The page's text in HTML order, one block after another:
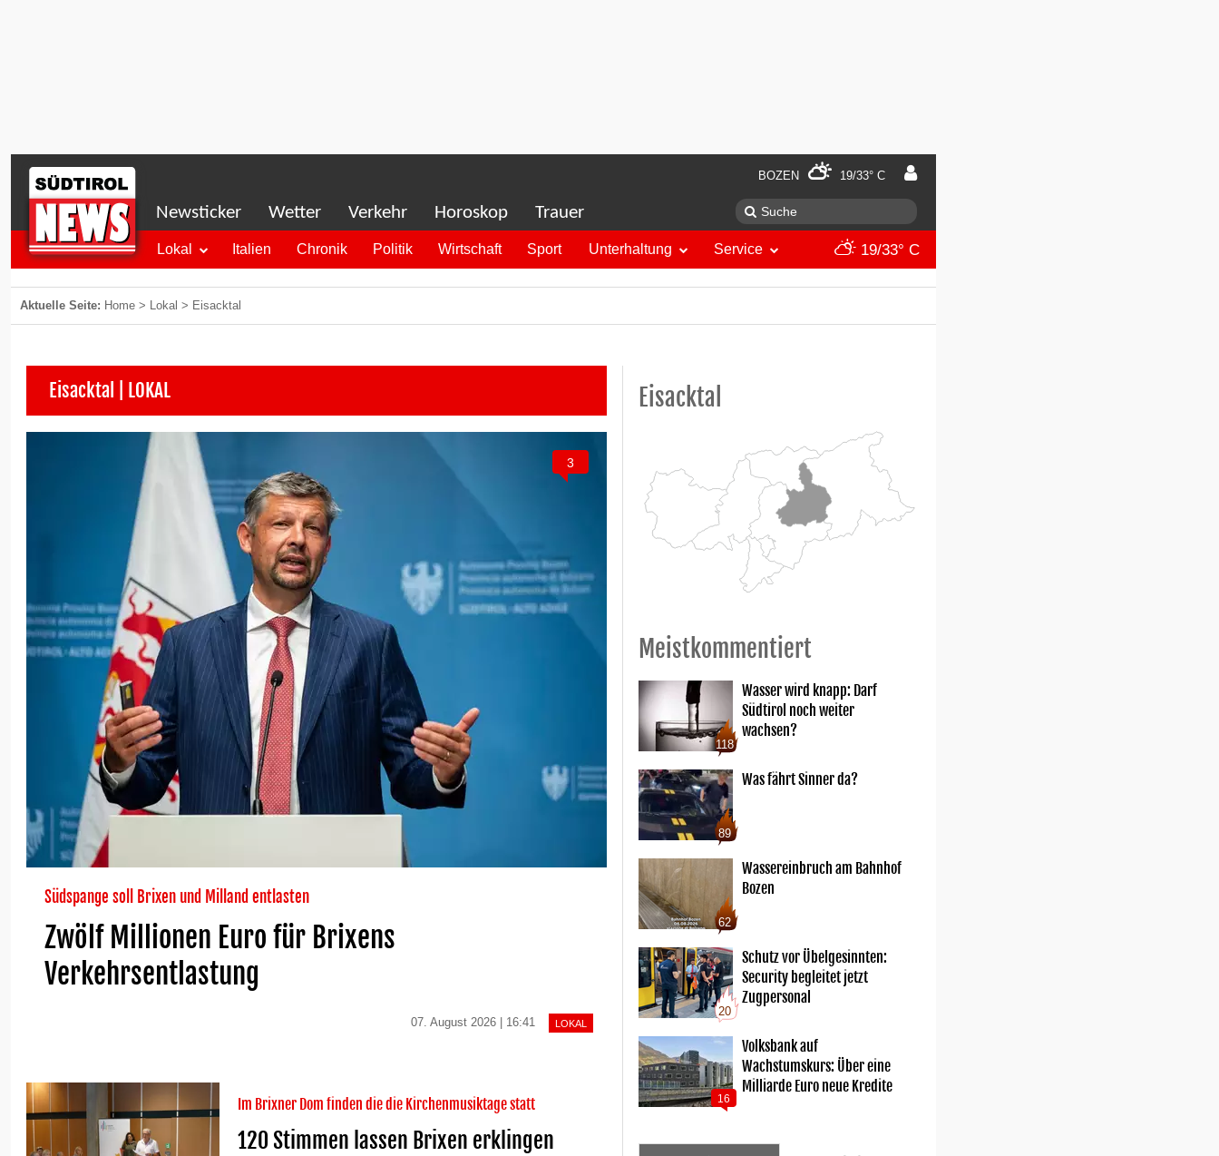
BOZEN 19/33° C
Newsticker Wetter Verkehr Horoskop Trauer
Lokal Italien Chronik Politik Wirtschaft Sport Unterhaltung Service 19/33° C
Aktuelle Seite: Home > Lokal > Eisacktal
Eisacktal | LOKAL
3
Südspange soll Brixen und Milland entlasten
Zwölf Millionen Euro für Brixens
Verkehrsentlastung
07. August 2026 | 16:41 LOKAL
Im Brixner Dom finden die die Kirchenmusiktage statt
120 Stimmen lassen Brixen erklingen
Eisacktal
Meistkommentiert
118
Wasser wird knapp: Darf
Südtirol noch weiter
wachsen?
89
Was fährt Sinner da?
62
Wassereinbruch am Bahnhof
Bozen
20
Schutz vor Übelgesinnten:
Security begleitet jetzt
Zugpersonal
16
Volksbank auf
Wachstumskurs: Über eine
Milliarde Euro neue Kredite